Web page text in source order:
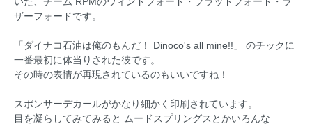
ザーフォードです。
「ダイナコ石油は俺のもんだ！ Dinoco's all mine!!」 のチックに
一番最初に体当りされた彼です。
その時の表情が再現されているのもいいですね！
スポンサーデカールがかなり細かく印刷されています。
目を凝らしてみてみると ムードスプリングスとかいろんな